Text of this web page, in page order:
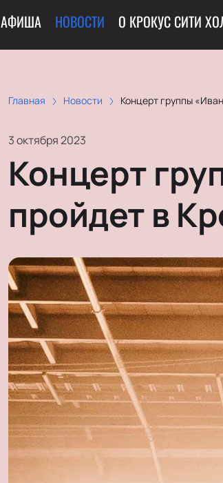
АФИША НОВОСТИ О КРОКУС СИТИ
Главная Новости Концерт группы
3 октября 2023
Концерт
пройдет в